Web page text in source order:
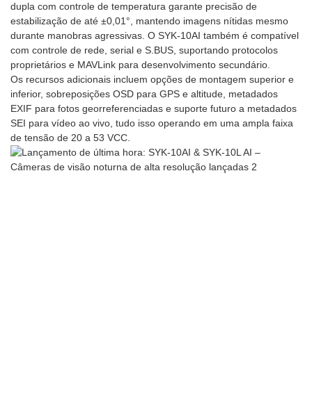
dupla com controle de temperatura garante precisão de
estabilização de até ±0,01°, mantendo imagens nítidas mesmo
durante manobras agressivas. O SYK-10AI também é compatível
com controle de rede, serial e S.BUS, suportando protocolos
proprietários e MAVLink para desenvolvimento secundário.
Os recursos adicionais incluem opções de montagem superior e
inferior, sobreposições OSD para GPS e altitude, metadados
EXIF ​​para fotos georreferenciadas e suporte futuro a metadados
SEI para vídeo ao vivo, tudo isso operando em uma ampla faixa
de tensão de 20 a 53 VCC.